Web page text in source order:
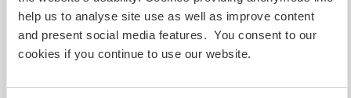
help us to analyse site use as well as improve content
and present social media features. You consent to our
cookies if you continue to use our website.
Más de dos
Mis animales / mascotas